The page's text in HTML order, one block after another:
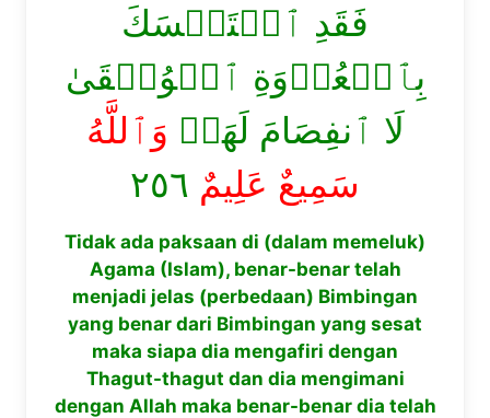
فَقَدِ ٱسۡتَمۡسَكَ
بِٱلۡعُرۡوَةِ ٱلۡوُثۡقَىٰ
لَا ٱنفِصَامَ لَهَاۗ وَٱللَّهُ
سَمِيعٌ عَلِيمٌ
Tidak ada paksaan di (dalam memeluk)
Agama (Islam), benar-benar telah
menjadi jelas (perbedaan) Bimbingan
yang benar dari Bimbingan yang sesat
maka siapa dia mengafiri dengan
Thagut-thagut dan dia mengimani
dengan Allah maka benar-benar dia telah